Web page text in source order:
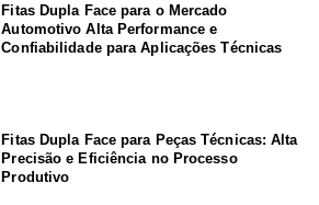
Fitas Dupla Face para o Mercado
Automotivo Alta Performance e
Confiabilidade para Aplicações Técnicas
Fitas Dupla Face para Peças Técnicas: Alta
Precisão e Eficiência no Processo
Produtivo